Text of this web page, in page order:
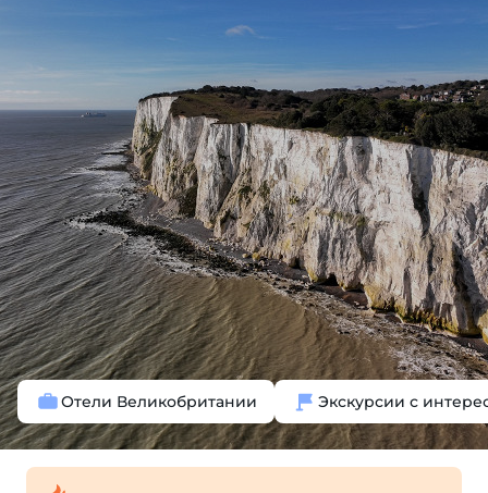
Отели Великобритании Экскурсии с